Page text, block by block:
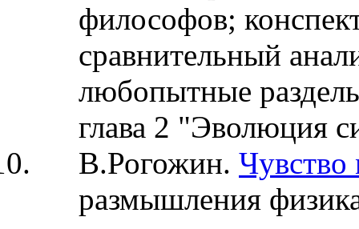
философов;
сравнительный
любопытные
глава 2 "Эволюция
В.Рогожин.
размышления